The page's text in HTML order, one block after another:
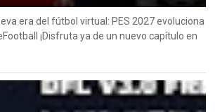
era del fútbol virtual: PES 2027 evoluciona
¡Disfruta ya de un nuevo capítulo en